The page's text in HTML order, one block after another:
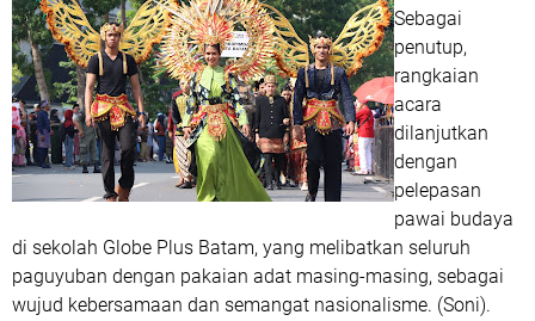
Sebagai
penutup,
rangkaian
acara
dilanjutkan
dengan
pelepasan
pawai budaya
di sekolah Globe Plus Batam, yang melibatkan seluruh
paguyuban dengan pakaian adat masing-masing, sebagai
wujud kebersamaan dan semangat nasionalisme. (Soni).